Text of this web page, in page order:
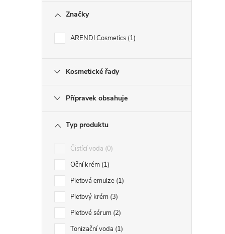
Značky
ARENDI Cosmetics 1
Kosmetické řady
Přípravek obsahuje
Typ produktu
Čistící voda 0
Oční krém 1
Pleťová emulze 1
Pleťový krém 3
Pleťové sérum 2
Tonizační voda 1